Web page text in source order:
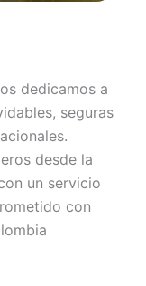
dedicamos a
seguras
desde la
un servicio
con